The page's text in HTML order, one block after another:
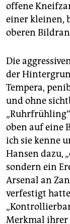
offene
einer kleinen,
oberen
Die
der
Tempera,
und ohne
oben auf eine
ich sie kenne
Hansen dazu,
sondern ein
Arsenal an
verfestigt
Merkmal ihrer